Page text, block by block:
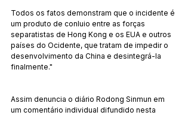
Todos os fatos demonstram que o incidente é
um produto de conluio entre as forças
separatistas de Hong Kong e os EUA e outros
países do Ocidente, que tratam de impedir o
desenvolvimento da China e desintegrá-la
finalmente."
Assim denuncia o diário Rodong Sinmun em
um comentário individual difundido nesta